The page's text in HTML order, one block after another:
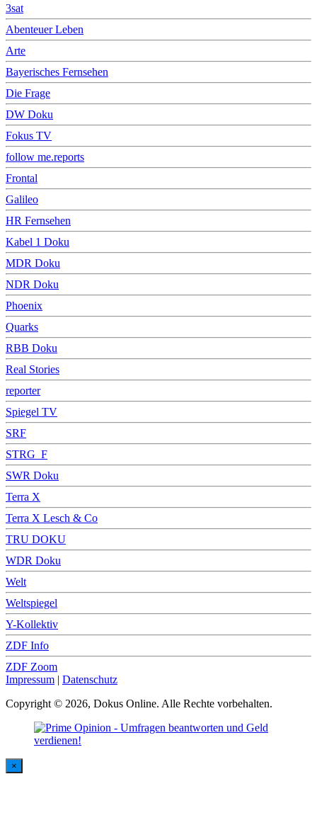
3sat
Abenteuer Leben
Arte
Bayerisches Fernsehen
Die Frage
DW Doku
Fokus TV
follow me.reports
Frontal
Galileo
HR Fernsehen
Kabel 1 Doku
MDR Doku
NDR Doku
Phoenix
Quarks
RBB Doku
Real Stories
reporter
Spiegel TV
SRF
STRG_F
SWR Doku
Terra X
Terra X Lesch & Co
TRU DOKU
WDR Doku
Welt
Weltspiegel
Y-Kollektiv
ZDF Info
ZDF Zoom
Impressum | Datenschutz
Copyright © 2026, Dokus Online. Alle Rechte vorbehalten.
×